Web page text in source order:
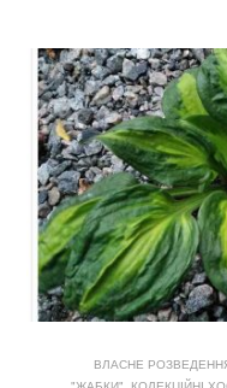
ВЛАСНЕ